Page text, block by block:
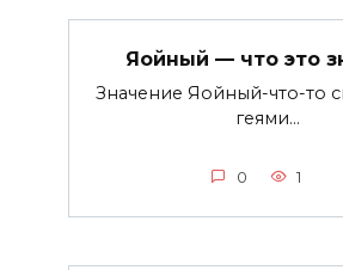
Яойный — что это
Значение Яойный-что-то
геями…
0 1